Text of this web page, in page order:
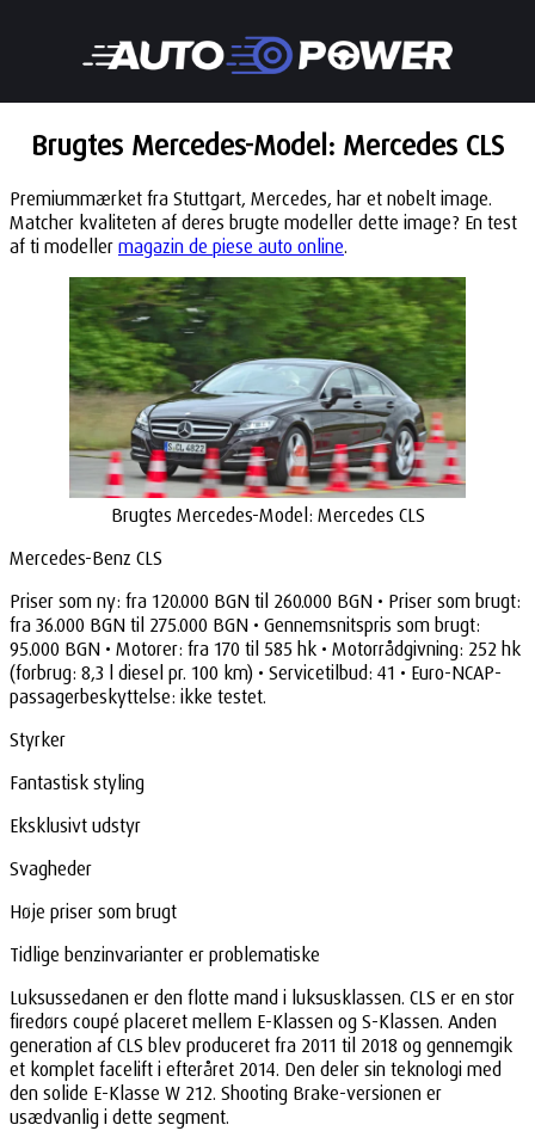
Brugtes Mercedes-Model: Mercedes CLS
Premiummærket fra Stuttgart, Mercedes, har et nobelt image.
Matcher kvaliteten af deres brugte modeller dette image? En test
af ti modeller magazin de piese auto online.
Brugtes Mercedes-Model: Mercedes CLS
Mercedes-Benz CLS
Priser som ny: fra 120.000 BGN til 260.000 BGN • Priser som brugt:
fra 36.000 BGN til 275.000 BGN • Gennemsnitspris som brugt:
95.000 BGN • Motorer: fra 170 til 585 hk • Motorrådgivning: 252 hk
(forbrug: 8,3 l diesel pr. 100 km) • Servicetilbud: 41 • Euro-NCAP-
passagerbeskyttelse: ikke testet.
Styrker
Fantastisk styling
Eksklusivt udstyr
Svagheder
Høje priser som brugt
Tidlige benzinvarianter er problematiske
Luksussedanen er den flotte mand i luksusklassen. CLS er en stor
firedørs coupé placeret mellem E-Klassen og S-Klassen. Anden
generation af CLS blev produceret fra 2011 til 2018 og gennemgik
et komplet facelift i efteråret 2014. Den deler sin teknologi med
den solide E-Klasse W 212. Shooting Brake-versionen er
usædvanlig i dette segment.